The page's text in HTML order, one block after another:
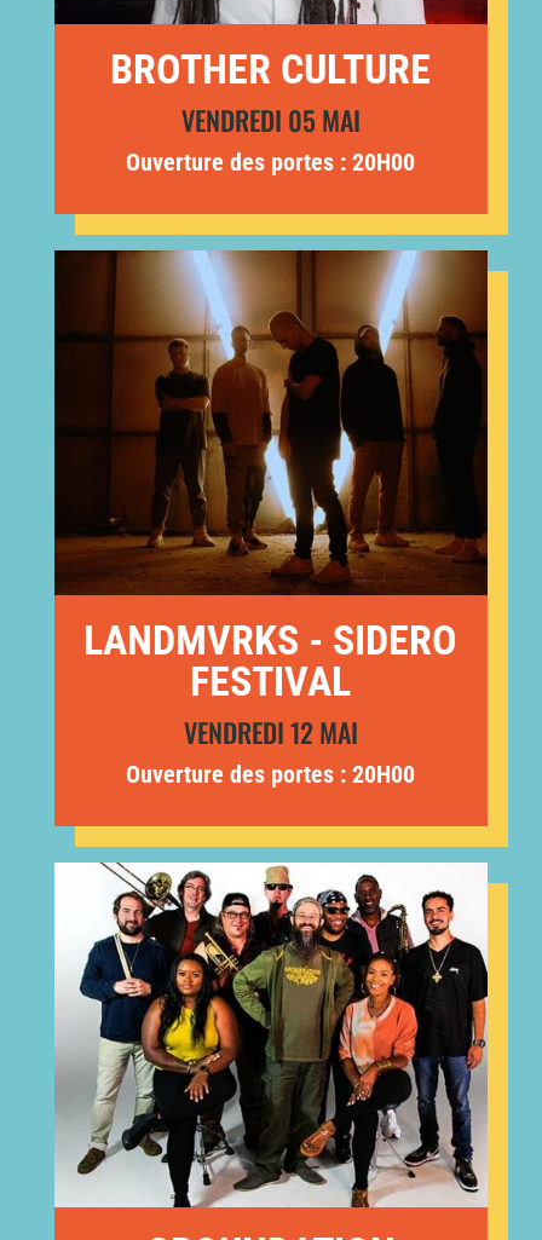
BROTHER CULTURE
VENDREDI 05 MAI
Ouverture des portes : 20H00
LANDMVRKS - SIDERO
FESTIVAL
VENDREDI 12 MAI
Ouverture des portes : 20H00